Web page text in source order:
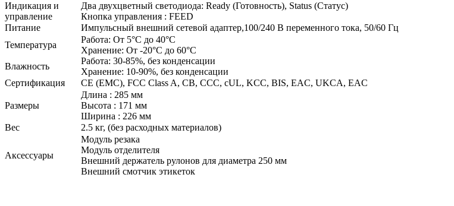
Индикация и
управление
Два двухцветный светодиода: Ready (Готовность), Status (Статус)
Кнопка управления : FEED
Питание
Импульсный внешний сетевой адаптер,100/240 В переменного тока, 50/60 Гц
Температура
Работа: От 5°C до 40°C
Хранение: От -20°C до 60°C
Влажность
Работа: 30-85%, без конденсации
Хранение: 10-90%, без конденсации
Сертификация
CE (EMC), FCC Class A, CB, CCC, cUL, KCC, BIS, EAC, UKCA, EAC
Размеры
Длина : 285 мм
Высота : 171 мм
Ширина : 226 мм
Вес
2.5 кг, (без расходных материалов)
Аксессуары
Модуль резака
Модуль отделителя
Внешний держатель рулонов для диаметра 250 мм
Внешний смотчик этикеток